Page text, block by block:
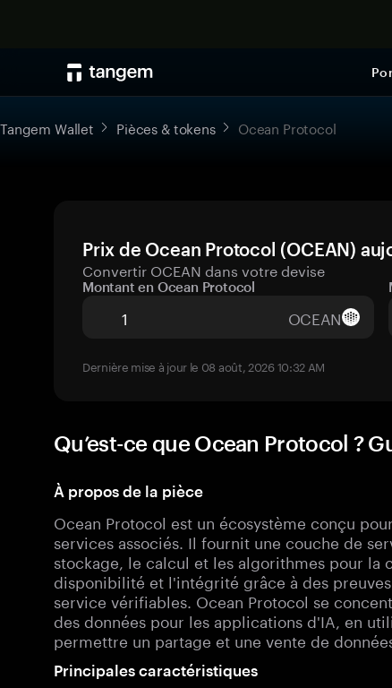
Tangem Wallet Pièces & tokens Ocean Protocol
Prix de Ocean Protocol (OCEAN)
Convertir OCEAN dans votre devise
Montant en Ocean Protocol
OCEAN
Dernière mise à jour le 08 août, 2026 10:32 AM
Qu’est-ce que Ocean Protocol ?
À propos de la pièce
Ocean Protocol est un écosystème conçu
services associés. Il fournit une couche de
stockage, le calcul et les algorithmes pour la
disponibilité et l'intégrité grâce à des
service vérifiables. Ocean Protocol se
des données pour les applications d'IA, en
permettre un partage et une vente de
Principales caractéristiques